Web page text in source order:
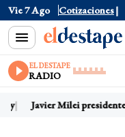
Vie 7 Ago Cotizaciones
Dólar Oficial $1520
EL DESTAPE
RADIO
Javier Milei presidente